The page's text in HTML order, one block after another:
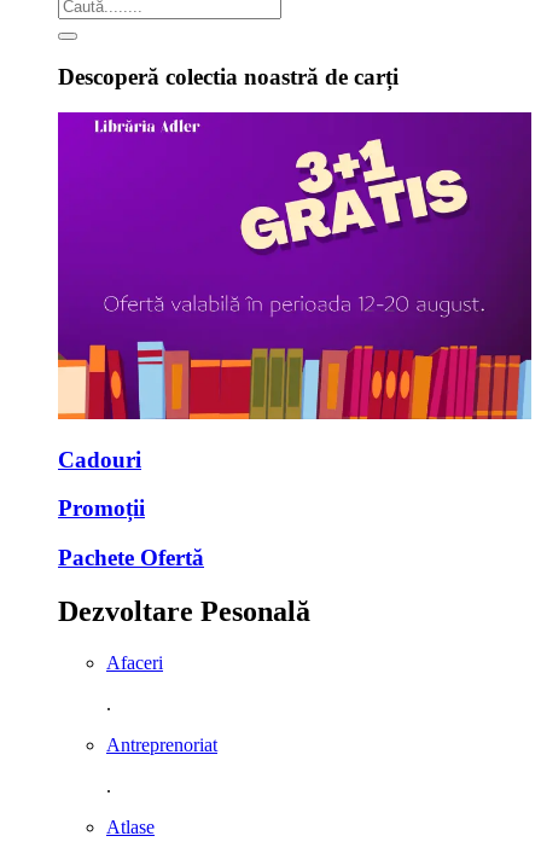
Descoperă colectia noastră de carți
Cadouri
Promoții
Pachete Ofertă
Dezvoltare Pesonală
Afaceri
.
Antreprenoriat
.
Atlase